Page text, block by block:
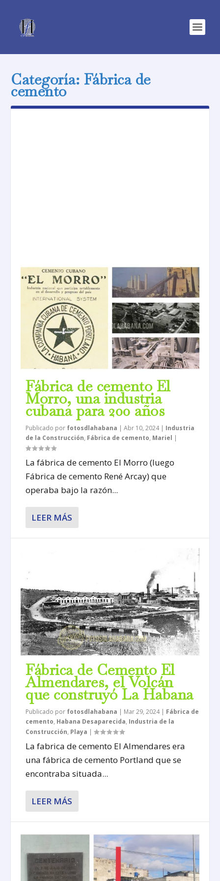
Categoría: Fábrica de
cemento
Fábrica de cemento El
Morro, una industria
cubana para 200 años
Publicado por fotosdlahabana |Abr 10, 2024| Industria
de la Construcción, Fábrica de cemento, Mariel |
La fábrica de cemento El Morro (luego
Fábrica de cemento René Arcay) que
operaba bajo la razón...
LEER MÁS
Fábrica de Cemento El
Almendares, el Volcán
que construyó La Habana
Publicado por fotosdlahabana | Mar 29, 2024| Fábrica de
cemento, Habana Desaparecida, Industria de la
Construcción, Playa |
La fabrica de cemento El Almendares era
una fábrica de cemento Portland que se
encontraba situada...
LEER MÁS